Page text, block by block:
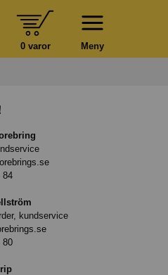
Meny
0 varor
84
kundservice
80